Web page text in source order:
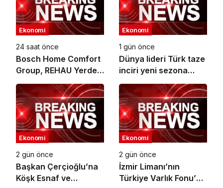
Ekonomi
24 saat önce
Bosch Home Comfort
Group, REHAU Yerden
Isıtma Sistemleri’nin
Türkiye’deki tek yetkili
distribütörü oldu
Ekonomi
1 gün önce
Dünya lideri Türk taze
inciri yeni sezona
başladı
Ekonomi
2 gün önce
Başkan Çerçioğlu’na
Köşk Esnaf ve
Ekonomi
2 gün önce
İzmir Limanı’nın
Türkiye Varlık Fonu’na